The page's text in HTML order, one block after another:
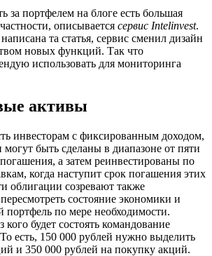
за портфелем на блоге есть большая
описывается сервис Intelinvest.
та статья, сервис сменил дизайн
новых функций. Так что
использовать для мониторинга
активы
инвесторам с фиксированным доходом,
быть сделаны в диапазоне от пяти
а затем реинвестированы по
когда наступит срок погашения этих
облигации созревают также
состояние экономики и
портфель по мере необходимости.
будет состоять командование
есть, 150 000 рублей нужно выделить
и 350 000 рублей на покупку акций.